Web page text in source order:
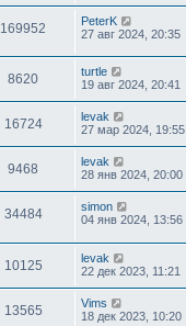
169952
PeterK
27 авг 2024, 20:35
8620
turtle
19 авг 2024, 20:41
16724
levak
27 мар 2024, 19:55
9468
levak
28 янв 2024, 20:00
34484
simon
04 янв 2024, 13:56
10125
levak
22 дек 2023, 11:21
13565
Vims
18 дек 2023, 10:20